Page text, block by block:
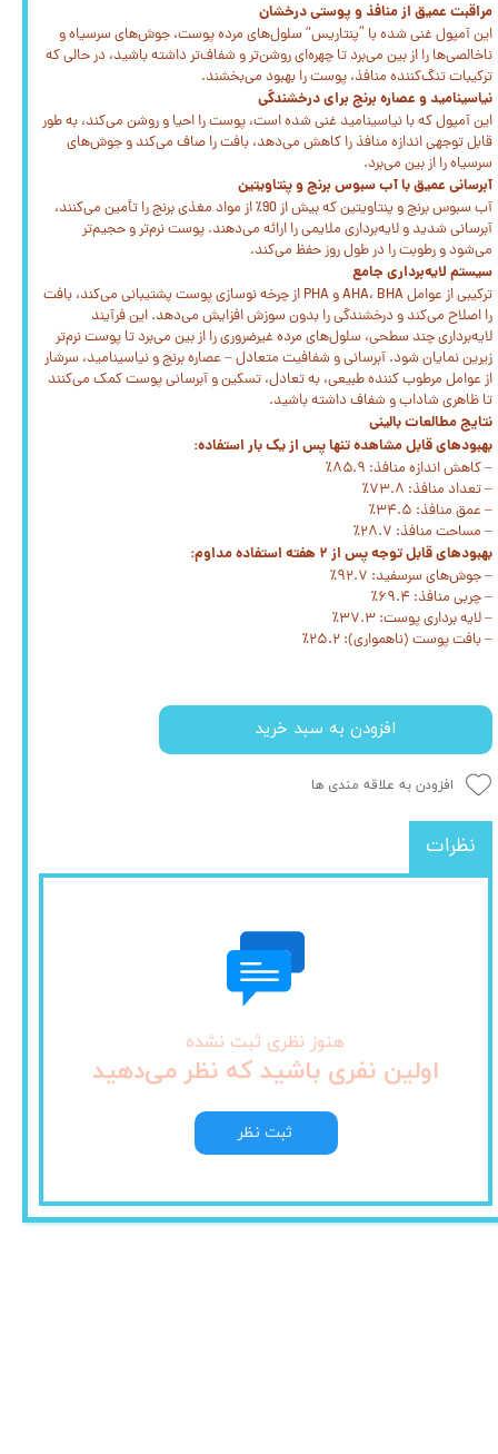
مراقبت عمیق از منافذ و پوستی درخشان
این آمپول غنی شده با “پنتاریس” سلول‌های مرده پوست، جوش‌های سرسیاه و
ناخالصی‌ها را از بین می‌برد تا چهره‌ای روشن‌تر و شفاف‌تر داشته باشید، در حالی که
ترکیبات تنگ‌کننده منافذ، پوست را بهبود می‌بخشند.
نیاسینامید و عصاره برنج برای درخشندگی
این آمپول که با نیاسینامید غنی شده است، پوست را احیا و روشن می‌کند، به طور
قابل توجهی اندازه منافذ را کاهش می‌دهد، بافت را صاف می‌کند و جوش‌های
سرسیاه را از بین می‌برد.
آبرسانی عمیق با آب سبوس برنج و پنتاویتین
آب سبوس برنج و پنتاویتین که بیش از 90٪ از مواد مغذی برنج را تأمین می‌کنند،
آبرسانی شدید و لایه‌برداری ملایمی را ارائه می‌دهند. پوست نرم‌تر و حجیم‌تر
می‌شود و رطوبت را در طول روز حفظ می‌کند.
سیستم لایه‌برداری جامع
ترکیبی از عوامل AHA، BHA و PHA از چرخه نوسازی پوست پشتیبانی می‌کند، بافت
را اصلاح می‌کند و درخشندگی را بدون سوزش افزایش می‌دهد. این فرآیند
لایه‌برداری چند سطحی، سلول‌های مرده غیرضروری را از بین می‌برد تا پوست نرم‌تر
زیرین نمایان شود. آبرسانی و شفافیت متعادل – عصاره برنج و نیاسینامید، سرشار
از عوامل مرطوب کننده طبیعی، به تعادل، تسکین و آبرسانی پوست کمک می‌کنند
تا ظاهری شاداب و شفاف داشته باشید.
نتایج مطالعات بالینی
بهبودهای قابل مشاهده تنها پس از یک بار استفاده:
– کاهش اندازه منافذ: ۸۵.۹٪
– تعداد منافذ: ۷۳.۸٪
– عمق منافذ: ۳۴.۵٪
– مساحت منافذ: ۲۸.۷٪
بهبودهای قابل توجه پس از ۲ هفته استفاده مداوم:
– جوش‌های سرسفید: ۹۲.۷٪
– چربی منافذ: ۶۹.۴٪
– لایه برداری پوست: ۳۷.۳٪
– بافت پوست (ناهمواری): ۲۵.۲٪
افزودن به سبد خرید
افزودن به علاقه مندی ها
نظرات
هنوز نظری ثبت نشده
اولین نفری باشید که نظر می‌دهید
ثبت نظر